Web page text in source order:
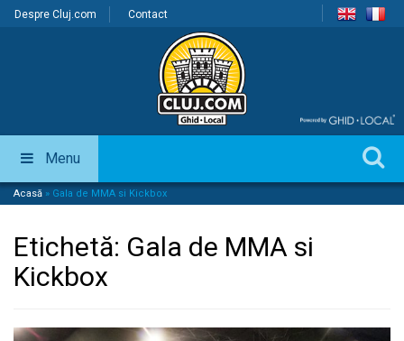
Despre Cluj.com Contact
Menu
Acasă » Gala de MMA si Kickbox
Etichetă: Gala de MMA si
Kickbox